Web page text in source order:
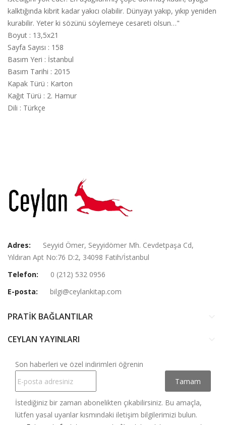
kalktığında kibrit kadar yakıcı olabilir. Dünyayı yakıp, yıkıp yeniden
kurabilir. Yeter ki sözünü söylemeye cesareti olsun…"
Boyut : 13,5x21
Sayfa Sayısı : 158
Basım Yeri : İstanbul
Basım Tarihi : 2015
Kapak Türü : Karton
Kağıt Türü : 2. Hamur
Dili : Türkçe
Adres:
Seyyid Ömer, Seyyidömer Mh. Cevdetpaşa Cd,
Yıldıran Apt No:76 D:2, 34098 Fatih/İstanbul
Telefon:
0 (212) 532 0956
E-posta:
bilgi@ceylankitap.com
PRATİK BAĞLANTILAR
CEYLAN YAYINLARI
Son haberleri ve özel indirimleri öğrenin
İstediğiniz bir zaman abonelikten çıkabilirsiniz. Bu amaçla,
lütfen yasal uyarılar kısmındaki iletişim bilgilerimizi bulun.